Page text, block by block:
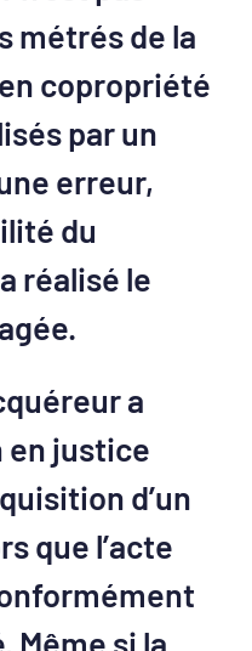
métrés de la
copropriété
par un
erreur,
du
réalisé le
a
en justice
d’un
que l’acte
Même si la